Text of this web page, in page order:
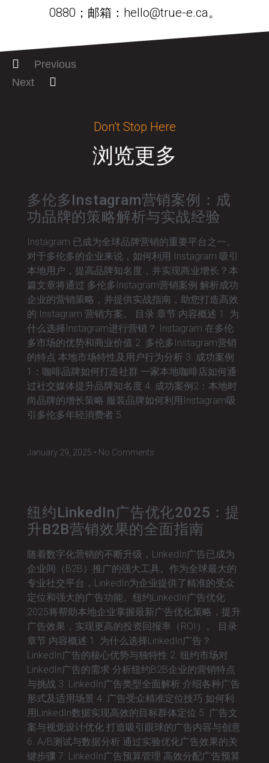
0880；邮箱：hello@true-e.ca。
Previous
Next
Don’t Stop Here
浏览更多
多伦多Instagram营销案例：成
功品牌的策略解析与实战经验
Instagram 已成为全球品牌营销的重要平台之一。
对于多伦多的企业来说，如何利用 Instagram 吸引
本地用户，提高品牌知名度，并实现商业增长？本
篇文章将通过 多伦多Instagram营销案例 解析成功
企业的营销策略，并提供实战指南，助您打造高效
的 Instagram 营销方案。 目录 章节 内容概述 1. 为
什么选择Instagram进行营销？ Instagram 在多伦
多市场的优势和商业价值 2. 多伦多Instagram营销
的特点 本地市场特性及用户行为分析 3. 成功案例
1：咖啡品牌如何打造社群 一家本地咖啡店如何通
过社交媒体提升品牌知名度 4. 成功案例2：本地时
尚品牌的增长策略 服装品牌如何利用Instagram吸
引多伦多年轻消费者 5.
January 29, 2025 No Comments
纽约LinkedIn广告优化2025：提
升B2B营销效果的全面指南
随着数字化营销的不断升级，LinkedIn广告已成为
企业间（B2B）推广的强大工具。作为全球最大的
专业社交平台，LinkedIn为企业提供了精准的受众
定位和强大的广告功能。纽约LinkedIn广告优化
2025将帮助本地企业掌握最新广告优化策略，提升
广告效果，实现更高的投资回报率（ROI）。 目录
章节 内容概述 1. 为什么选择LinkedIn广告？
LinkedIn广告的核心优势与独特性 2. 纽约市场对
LinkedIn广告的需求 分析纽约B2B企业的营销特点
与挑战 3. LinkedIn广告类型全面解析 介绍各种广告
形式及适用场景 4. 广告受众精准定位技巧 如何利
用LinkedIn数据实现高效的目标群体定位 5. 广告文
案与视觉设计优化 打造吸引眼球的广告内容与创意
6. A/B测试与数据分析 通过实验优化广告效果的关
键步骤 7. LinkedIn广告预算管理 高效分配广告预算